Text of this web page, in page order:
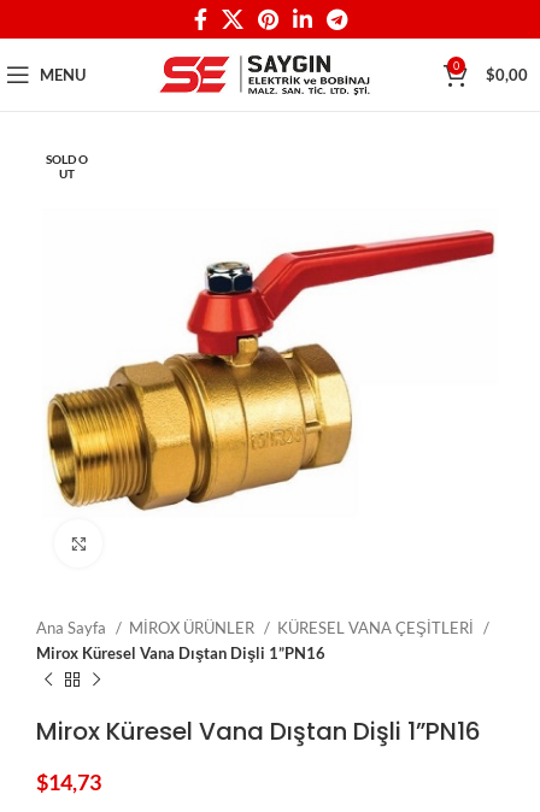
MENU 0 $0,00
SOLD O
UT
Ana Sayfa MİROX ÜRÜNLER
KÜRESEL VANA ÇEŞİTLERİ
Mirox Küresel Vana Dıştan Dişli 1”PN16
Mirox Küresel Vana Dıştan Dişli 1”PN16
$14,73